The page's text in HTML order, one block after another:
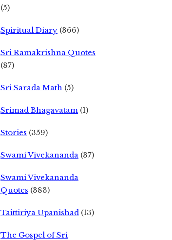
(5)
Spiritual Diary (366)
Sri Ramakrishna Quotes
(87)
Sri Sarada Math (5)
Srimad Bhagavatam (1)
Stories (359)
Swami Vivekananda (37)
Swami Vivekananda
Quotes (383)
Taittiriya Upanishad (13)
The Gospel of Sri